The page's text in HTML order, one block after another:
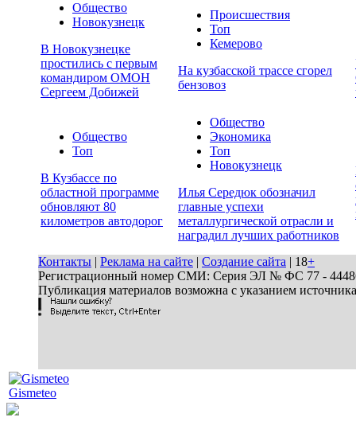
Общество
Новокузнецк
В Новокузнецке
простились с первым
командиром ОМОН
Сергеем Добижей
Происшествия
Топ
Кемерово
На кузбасской трассе сгорел
бензовоз
Общество
Топ
В Кузбассе по
областной программе
обновляют 80
километров автодорог
Общество
Экономика
Топ
Новокузнецк
Илья Середюк обозначил
главные успехи
металлургической отрасли и
наградил лучших работников
Контакты | Реклама на сайте | Создание сайта | 18+
Регистрационный номер СМИ: Серия ЭЛ № ФС 77 - 44486
Публикация материалов возможна с указанием
Gismeteo